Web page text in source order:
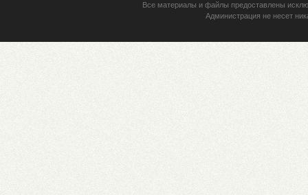
Все материалы и файлы предоставлены
Администрация не несет